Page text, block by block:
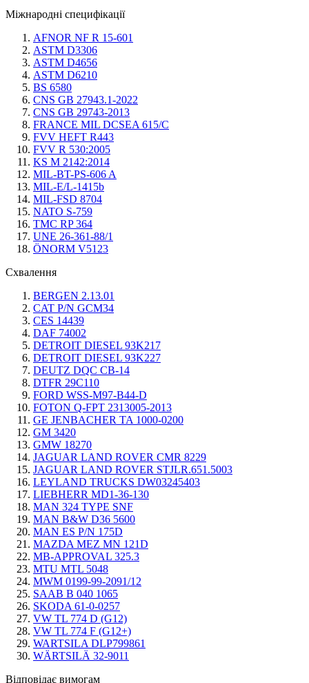
Міжнародні специфікації
AFNOR NF R 15-601
ASTM D3306
ASTM D4656
ASTM D6210
BS 6580
CNS GB 27943.1-2022
CNS GB 29743-2013
FRANCE MIL DCSEA 615/C
FVV HEFT R443
FVV R 530:2005
KS M 2142:2014
MIL-BT-PS-606 A
MIL-E/L-1415b
MIL-FSD 8704
NATO S-759
TMC RP 364
UNE 26-361-88/1
ÖNORM V5123
Схвалення
BERGEN 2.13.01
CAT P/N GCM34
CES 14439
DAF 74002
DETROIT DIESEL 93K217
DETROIT DIESEL 93K227
DEUTZ DQC CB-14
DTFR 29C110
FORD WSS-M97-B44-D
FOTON Q-FPT 2313005-2013
GE JENBACHER TA 1000-0200
GM 3420
GMW 18270
JAGUAR LAND ROVER CMR 8229
JAGUAR LAND ROVER STJLR.651.5003
LEYLAND TRUCKS DW03245403
LIEBHERR MD1-36-130
MAN 324 TYPE SNF
MAN B&W D36 5600
MAN ES P/N 175D
MAZDA MEZ MN 121D
MB-APPROVAL 325.3
MTU MTL 5048
MWM 0199-99-2091/12
SAAB B 040 1065
SKODA 61-0-0257
VW TL 774 D (G12)
VW TL 774 F (G12+)
WARTSILA DLP799861
WÄRTSILÄ 32-9011
Відповідає вимогам